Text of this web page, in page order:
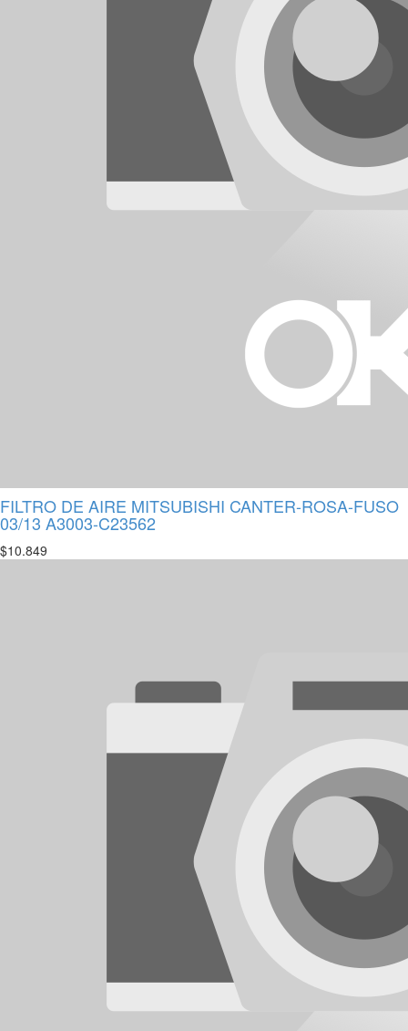
FILTRO DE AIRE MITSUBISHI CANTER-ROSA-FUSO
03/13 A3003-C23562
$10.849